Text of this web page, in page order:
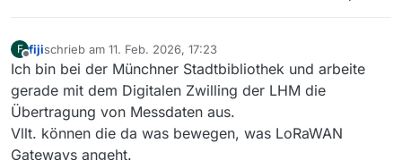
F
Offline
fijischrieb am 11. Feb. 2026, 17:23
zuletzt editiert von
Ich bin bei der Münchner Stadtbibliothek und arbeite
gerade mit dem Digitalen Zwilling der LHM die
Übertragung von Messdaten aus.
Vllt. können die da was bewegen, was LoRaWAN
Gateways angeht.